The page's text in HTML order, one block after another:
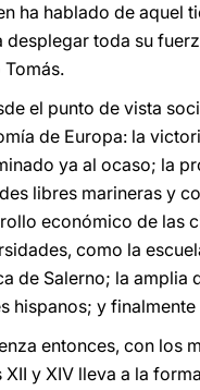
ha hablado de aquel
desplegar toda su
Tomás.
el punto de vista
de Europa: la
ya al ocaso; la
libres marineras y
económico de las
como la
de Salerno; la
hispanos; y
entonces, con los
XII y XIV lleva a la